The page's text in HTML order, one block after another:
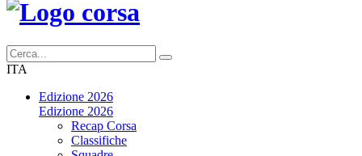
ITA
Edizione 2026
Edizione 2026
Recap Corsa
Classifiche